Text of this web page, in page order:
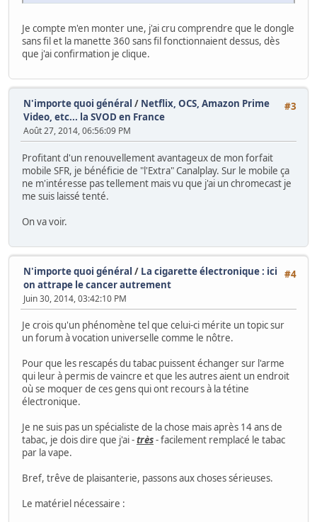
Je compte m'en monter une, j'ai cru comprendre que le dongle
sans fil et la manette 360 sans fil fonctionnaient dessus, dès
que j'ai confirmation je clique.
#3
N'importe quoi général / Netflix, OCS, Amazon Prime
Video, etc... la SVOD en France
Août 27, 2014, 06:56:09 PM
Profitant d'un renouvellement avantageux de mon forfait
mobile SFR, je bénéficie de "l'Extra" Canalplay. Sur le mobile ça
ne m'intéresse pas tellement mais vu que j'ai un chromecast je
me suis laissé tenté.
On va voir.
#4
N'importe quoi général / La cigarette électronique : ici
on attrape le cancer autrement
Juin 30, 2014, 03:42:10 PM
Je crois qu'un phénomène tel que celui-ci mérite un topic sur
un forum à vocation universelle comme le nôtre.
Pour que les rescapés du tabac puissent échanger sur l'arme
qui leur à permis de vaincre et que les autres aient un endroit
où se moquer de ces gens qui ont recours à la tétine
électronique.
Je ne suis pas un spécialiste de la chose mais après 14 ans de
tabac, je dois dire que j'ai -très- facilement remplacé le tabac
par la vape.
Bref, trêve de plaisanterie, passons aux choses sérieuses.
Le matériel nécessaire :